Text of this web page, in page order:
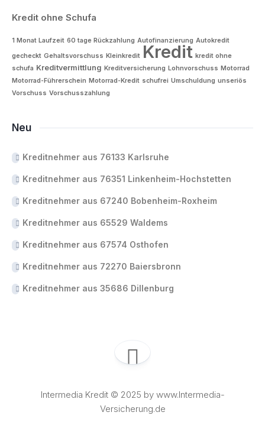
Kredit ohne Schufa
1 Monat Laufzeit 60 tage Rückzahlung Autofinanzierung Autokredit
gecheckt Gehaltsvorschuss Kleinkredit Kredit kredit ohne
schufa Kreditvermittlung Kreditversicherung Lohnvorschuss Motorrad
Motorrad-Führerschein Motorrad-Kredit schufrei Umschuldung unseriös
Vorschuss Vorschusszahlung
Neu
Kreditnehmer aus 76133 Karlsruhe
Kreditnehmer aus 76351 Linkenheim-Hochstetten
Kreditnehmer aus 67240 Bobenheim-Roxheim
Kreditnehmer aus 65529 Waldems
Kreditnehmer aus 67574 Osthofen
Kreditnehmer aus 72270 Baiersbronn
Kreditnehmer aus 35686 Dillenburg
Intermedia Kredit © 2025 by www.Intermedia-
Versicherung.de